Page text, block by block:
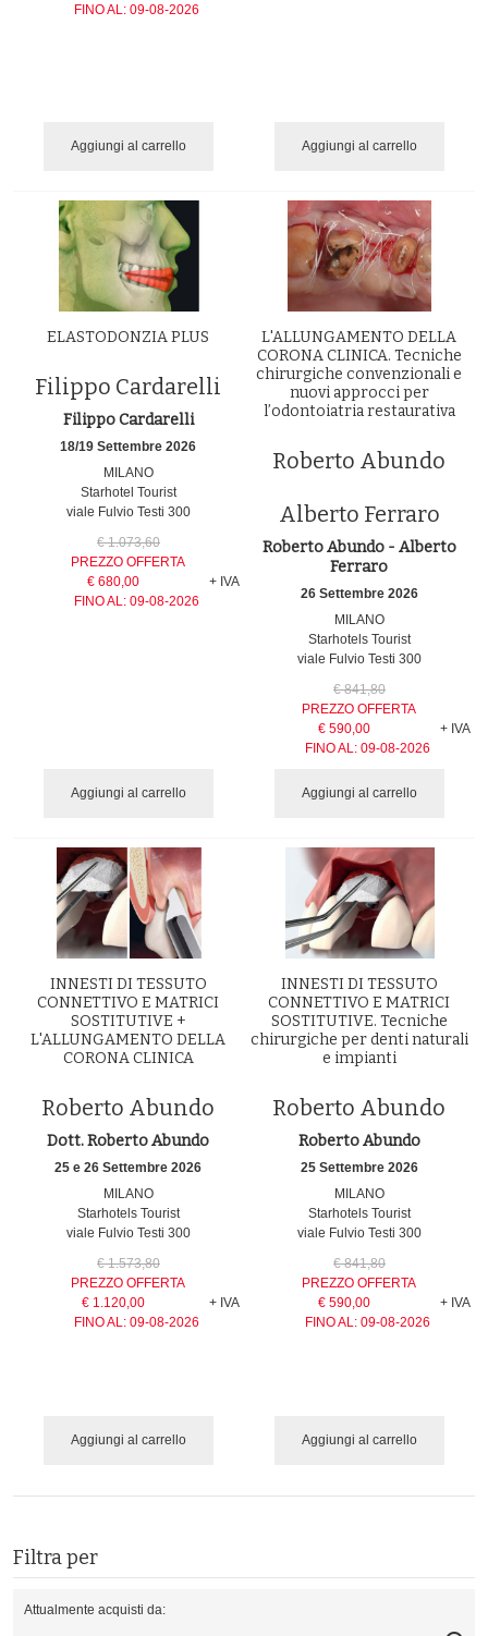
FINO AL:09-08-2026
Aggiungi al carrello Aggiungi al carrello
ELASTODONZIA PLUS
Filippo Cardarelli
Filippo Cardarelli
18/19 Settembre 2026
MILANO
Starhotel Tourist
viale Fulvio Testi 300
€ 1.073,60
PREZZO OFFERTA
+ IVA
€ 680,00
FINO AL:09-08-2026
Aggiungi al carrello
L'ALLUNGAMENTO DELLA
CORONA CLINICA. Tecniche
chirurgiche convenzionali e
nuovi approcci per
l’odontoiatria restaurativa
Roberto Abundo
Alberto Ferraro
Roberto Abundo - Alberto
Ferraro
26 Settembre 2026
MILANO
Starhotels Tourist
viale Fulvio Testi 300
€ 841,80
PREZZO OFFERTA
+ IVA
€ 590,00
FINO AL:09-08-2026
Aggiungi al carrello
INNESTI DI TESSUTO
CONNETTIVO E MATRICI
SOSTITUTIVE +
L'ALLUNGAMENTO DELLA
CORONA CLINICA
Roberto Abundo
Dott. Roberto Abundo
25 e 26 Settembre 2026
MILANO
Starhotels Tourist
viale Fulvio Testi 300
€ 1.573,80
PREZZO OFFERTA
+ IVA
€ 1.120,00
FINO AL:09-08-2026
Aggiungi al carrello
INNESTI DI TESSUTO
CONNETTIVO E MATRICI
SOSTITUTIVE. Tecniche
chirurgiche per denti naturali
e impianti
Roberto Abundo
Roberto Abundo
25 Settembre 2026
MILANO
Starhotels Tourist
viale Fulvio Testi 300
€ 841,80
PREZZO OFFERTA
+ IVA
€ 590,00
FINO AL:09-08-2026
Aggiungi al carrello
Filtra per
Attualmente acquisti da: